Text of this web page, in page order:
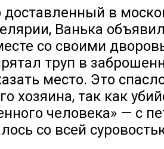
в
Ванька
со своими
труп в
место. Это
хозяина, так как
человека» — с
со всей